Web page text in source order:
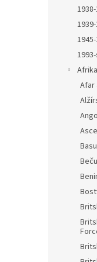
Afrika
Afar